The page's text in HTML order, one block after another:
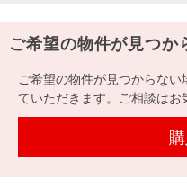
ご希望の物件が見つか
ご希望の物件が見つからな
ていただきます。ご相談はお